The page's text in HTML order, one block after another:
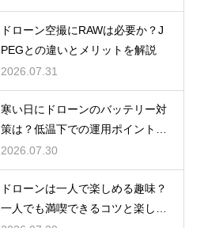
ドローン空撮にRAWは必要か？J
PEGとの違いとメリットを解説
2026.07.31
寒い日にドローンのバッテリー対
策は？低温下での運用ポイントと
注意点
2026.07.30
ドローンは一人で楽しめる趣味？
一人でも満喫できるコツと楽しみ